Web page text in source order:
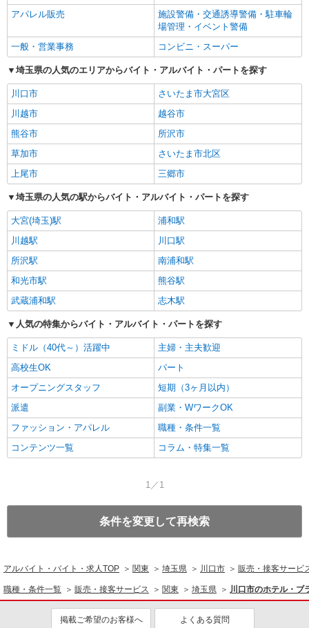
アパレル販売
施設警備・交通誘導警備・駐車輪
場管理・イベント警備
一般・営業事務
コンビニ・スーパー
埼玉県の人気のエリアからバイト・アルバイト・パートを探す
川口市
さいたま市大宮区
川越市
越谷市
熊谷市
所沢市
草加市
さいたま市北区
上尾市
三郷市
埼玉県の人気の駅からバイト・アルバイト・パートを探す
大宮(埼玉)駅
浦和駅
川越駅
川口駅
所沢駅
南浦和駅
和光市駅
熊谷駅
武蔵浦和駅
志木駅
人気の特集からバイト・アルバイト・パートを探す
ミドル（40代～）活躍中
主婦・主夫歓迎
高校生OK
パート
オープニングスタッフ
短期（3ヶ月以内）
派遣
副業・WワークOK
ファッション・アパレル
職種・条件一覧
コンテンツ一覧
コラム・特集一覧
1／1
条件を変更して再検索
アルバイト・バイト・求人TOP 関東 埼玉県 川口市 販売・接客サービ
職種・条件一覧 販売・接客サービス 関東 埼玉県 川口市のホテル・ブ
掲載ご希望のお客様へ よくある質問